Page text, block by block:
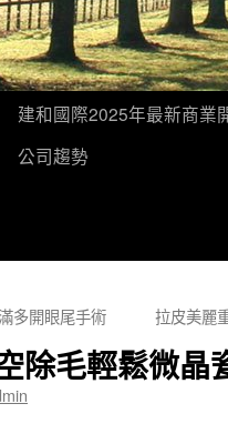
建和國際2025年最新商業
公司趨勢
多開眼尾手術 拉皮美麗
除毛輕鬆微晶